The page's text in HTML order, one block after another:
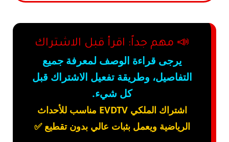
📣 مهم جداً: اقرأ قبل الاشتراك
يرجى قراءة الوصف لمعرفة جميع
التفاصيل، وطريقة تفعيل الاشتراك قبل
كل شيء.
اشتراك الملكي EVDTV مناسب للأحداث
الرياضية ويعمل بثبات عالي بدون تقطيع ✅